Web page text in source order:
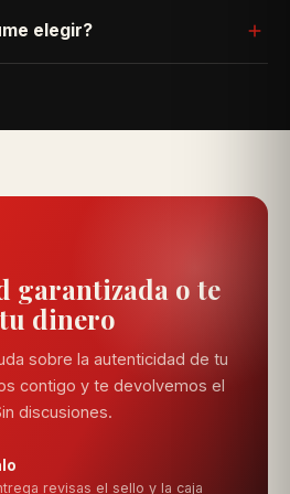
costo — solo escríbenos por
de pedido.
elegir?
que más se ajustan a ti.
garantizada o te
dinero
sobre la autenticidad de tu
contigo y te devolvemos el
discusiones.
revisas el sello y la caja